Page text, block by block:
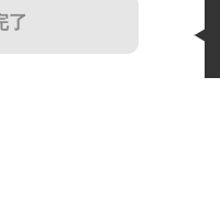
了